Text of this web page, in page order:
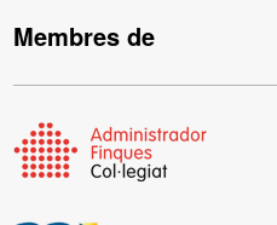
Membres de